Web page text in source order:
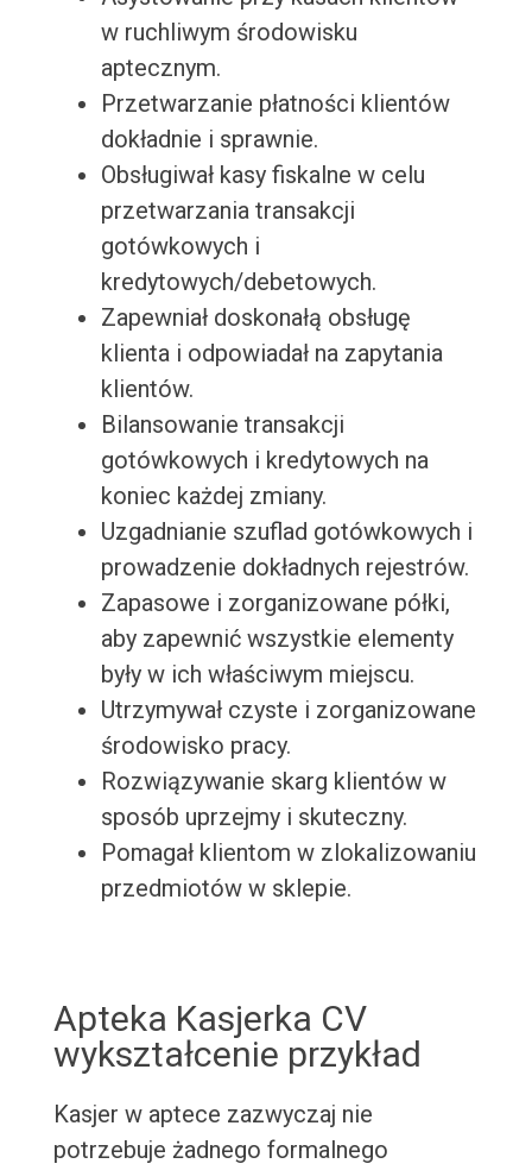
w ruchliwym środowisku
aptecznym.
Przetwarzanie płatności klientów
dokładnie i sprawnie.
Obsługiwał kasy fiskalne w celu
przetwarzania transakcji
gotówkowych i
kredytowych/debetowych.
Zapewniał doskonałą obsługę
klienta i odpowiadał na zapytania
klientów.
Bilansowanie transakcji
gotówkowych i kredytowych na
koniec każdej zmiany.
Uzgadnianie szuflad gotówkowych i
prowadzenie dokładnych rejestrów.
Zapasowe i zorganizowane półki,
aby zapewnić wszystkie elementy
były w ich właściwym miejscu.
Utrzymywał czyste i zorganizowane
środowisko pracy.
Rozwiązywanie skarg klientów w
sposób uprzejmy i skuteczny.
Pomagał klientom w zlokalizowaniu
przedmiotów w sklepie.
Apteka Kasjerka CV
wykształcenie przykład
Kasjer w aptece zazwyczaj nie
potrzebuje żadnego formalnego